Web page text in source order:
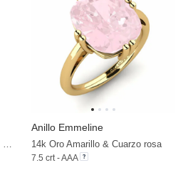
14k Oro Rosa & Cuarzo rosa & Moissanita
Anillo Emmeline
14k Oro Amarillo & Cuarzo rosa
7.5 crt - AAA